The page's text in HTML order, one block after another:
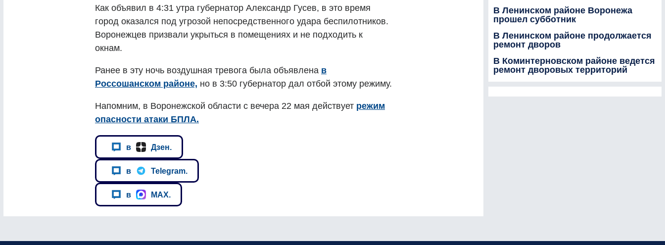
Как объявил в 4:31 утра губернатор Александр Гусев, в это время
город оказался под угрозой непосредственного удара беспилотников.
Воронежцев призвали укрыться в помещениях и не подходить к
окнам.
Ранее в эту ночь воздушная тревога была объявлена в
Россошанском районе, но в 3:50 губернатор дал отбой этому режиму.
Напомним, в Воронежской области с вечера 22 мая действует режим
опасности атаки БПЛА.
в Дзен.
в Telegram.
в MAX.
В Ленинском районе Воронежа
прошел субботник
В Ленинском районе продолжается
ремонт дворов
В Коминтерновском районе ведется
ремонт дворовых территорий